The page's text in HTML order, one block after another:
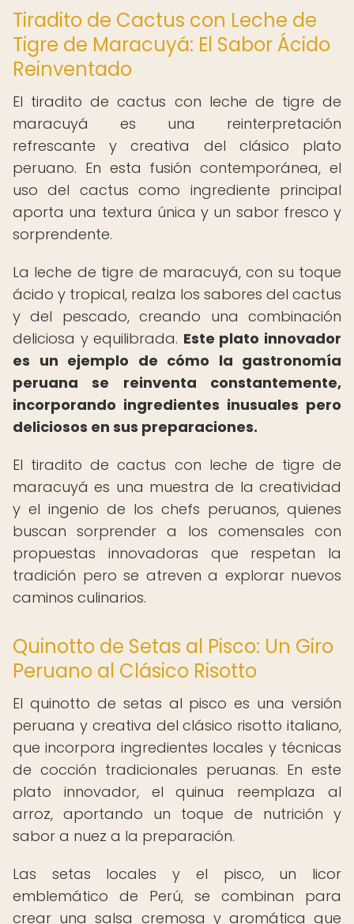
Tiradito de Cactus con Leche de
Tigre de Maracuyá: El Sabor Ácido
Reinventado
El tiradito de cactus con leche de tigre de
maracuyá es una reinterpretación
refrescante y creativa del clásico plato
peruano. En esta fusión contemporánea, el
uso del cactus como ingrediente principal
aporta una textura única y un sabor fresco y
sorprendente.
La leche de tigre de maracuyá, con su toque
ácido y tropical, realza los sabores del cactus
y del pescado, creando una combinación
deliciosa y equilibrada. Este plato innovador
es un ejemplo de cómo la gastronomía
peruana se reinventa constantemente,
incorporando ingredientes inusuales pero
deliciosos en sus preparaciones.
El tiradito de cactus con leche de tigre de
maracuyá es una muestra de la creatividad
y el ingenio de los chefs peruanos, quienes
buscan sorprender a los comensales con
propuestas innovadoras que respetan la
tradición pero se atreven a explorar nuevos
caminos culinarios.
Quinotto de Setas al Pisco: Un Giro
Peruano al Clásico Risotto
El quinotto de setas al pisco es una versión
peruana y creativa del clásico risotto italiano,
que incorpora ingredientes locales y técnicas
de cocción tradicionales peruanas. En este
plato innovador, el quinua reemplaza al
arroz, aportando un toque de nutrición y
sabor a nuez a la preparación.
Las setas locales y el pisco, un licor
emblemático de Perú, se combinan para
crear una salsa cremosa y aromática que